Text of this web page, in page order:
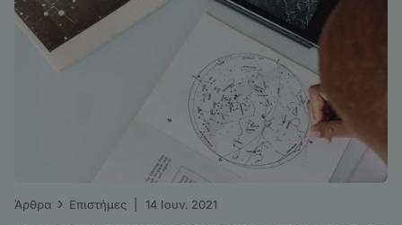
Άρθρα › Επιστήμες 14 Ιουν. 2021